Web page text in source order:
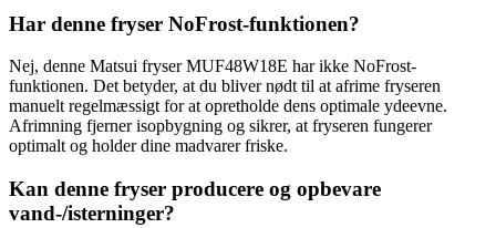
Har denne fryser NoFrost-funktionen?
Nej, denne Matsui fryser MUF48W18E har ikke NoFrost-
funktionen. Det betyder, at du bliver nødt til at afrime fryseren
manuelt regelmæssigt for at opretholde dens optimale ydeevne.
Afrimning fjerner isopbygning og sikrer, at fryseren fungerer
optimalt og holder dine madvarer friske.
Kan denne fryser producere og opbevare
vand-/isterninger?